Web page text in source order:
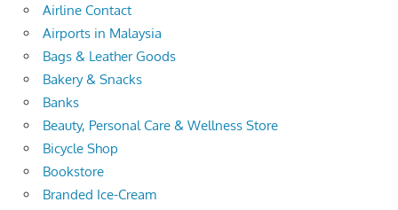
Airline Contact
Airports in Malaysia
Bags & Leather Goods
Bakery & Snacks
Banks
Beauty, Personal Care & Wellness Store
Bicycle Shop
Bookstore
Branded Ice-Cream